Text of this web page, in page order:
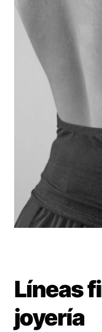
Líneas
joyería